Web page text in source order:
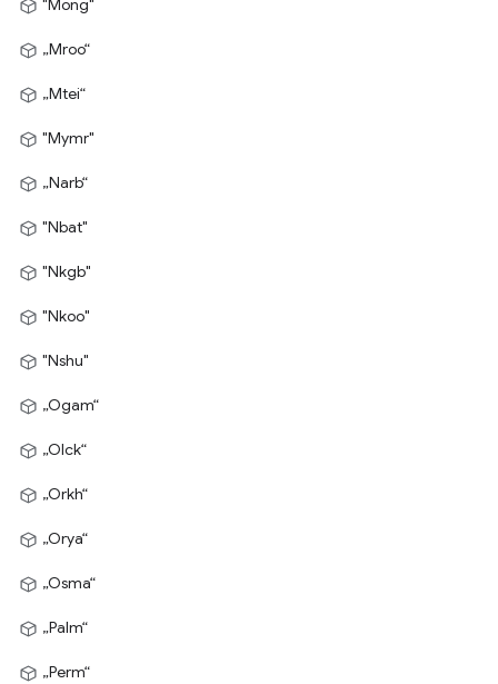
"Mong"
„Mroo“
„Mtei“
"Mymr"
„Narb“
"Nbat"
"Nkgb"
"Nkoo"
"Nshu"
„Ogam“
„Olck“
„Orkh“
„Orya“
„Osma“
„Palm“
„Perm“